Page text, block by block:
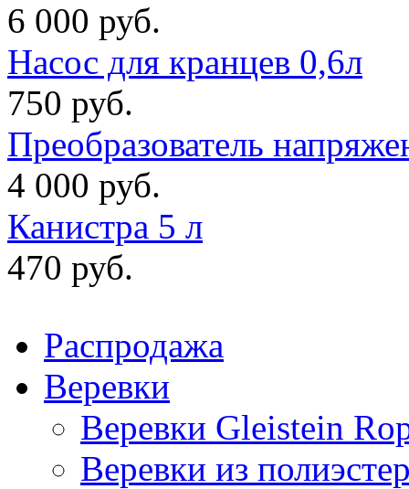
6 000 руб.
Насос для кранцев 0,6л
750 руб.
Преобразователь
4 000 руб.
Канистра 5 л
470 руб.
Распродажа
Веревки
Веревки Gleistein
Веревки из